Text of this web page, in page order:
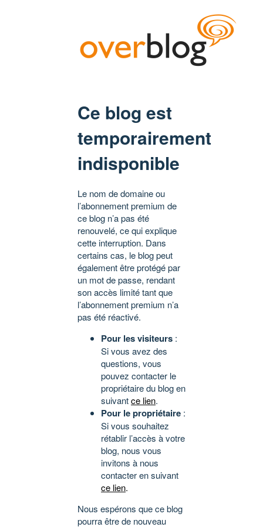
Ce blog est
temporairement
indisponible
Le nom de domaine ou
l’abonnement premium de
ce blog n’a pas été
renouvelé, ce qui explique
cette interruption. Dans
certains cas, le blog peut
également être protégé par
un mot de passe, rendant
son accès limité tant que
l’abonnement premium n’a
pas été réactivé.
Pour les visiteurs :
Si vous avez des
questions, vous
pouvez contacter le
propriétaire du blog en
suivantce lien.
Pour le propriétaire :
Si vous souhaitez
rétablir l’accès à votre
blog, nous vous
invitons à nous
contacter en suivant
ce lien.
Nous espérons que ce blog
pourra être de nouveau